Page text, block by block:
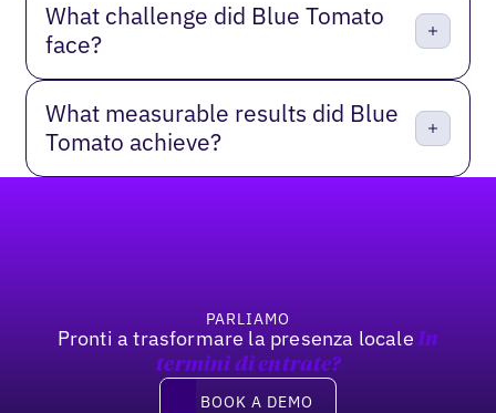
What challenge did Blue Tomato
face?
What measurable results did Blue
Tomato achieve?
PARLIAMO
Pronti a trasformare la presenza locale In
termini di entrate?
Book a demo
BOOK A DEMO